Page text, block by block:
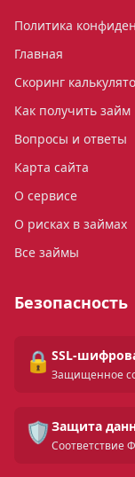
Политика
Главная
Скоринг
Как получить займ
Вопросы и ответы
Карта сайта
О сервисе
О рисках в займах
Все займы
Безопасность
🔒 SSL-
Защищенное
🛡️ Защита
Соответствие